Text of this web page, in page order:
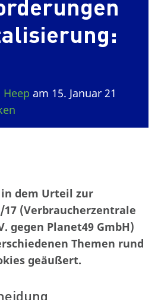
Heep am 15. Januar 21
in dem Urteil zur
17 (Verbraucherzentrale
gegen Planet49 GmbH)
Themen rund
geäußert.